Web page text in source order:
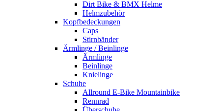
Dirt Bike & BMX Helme
Helmzubehör
Kopfbedeckungen
Caps
Stirnbänder
Ärmlinge / Beinlinge
Ärmlinge
Beinlinge
Knielinge
Schuhe
Allround E-Bike Mountainbike
Rennrad